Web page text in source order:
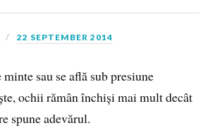
22 SEPTEMBER 2014
sau se află sub presiune
ochii rămân închiși mai mult decât
spune adevărul.